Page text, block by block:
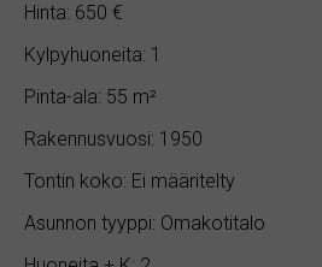
Hinta: 650 €
Kylpyhuoneita: 1
Pinta-ala: 55 m²
Rakennusvuosi: 1950
Tontin koko: Ei määritelty
Asunnon tyyppi: Omakotitalo